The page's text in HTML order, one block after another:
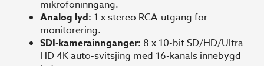
mikrofoninngang.
Analog lyd: 1 x stereo RCA-utgang for
monitorering.
SDI-kamerainnganger: 8 x 10-bit SD/HD/Ultra
HD 4K auto-svitsjing med 16-kanals innebygd